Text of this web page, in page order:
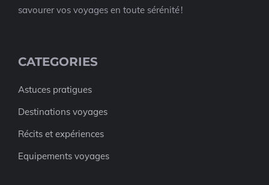
savourer vos voyages en toute sérénité !
CATEGORIES
Astuces pratigues
Destinations voyages
Récits et expériences
Equipements voyages